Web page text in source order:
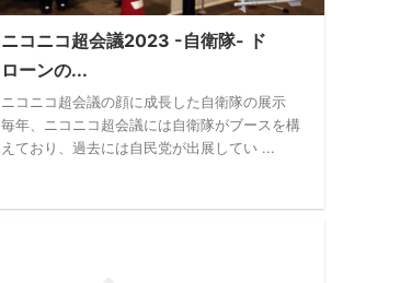
ニコニコ超会議2023 -自衛隊- ド
ローンの...
ニコニコ超会議の顔に成長した自衛隊の展示
毎年、ニコニコ超会議には自衛隊がブースを構
えており、過去には自民党が出展してい ...